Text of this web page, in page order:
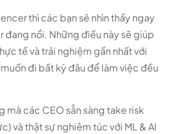
thì các bạn sẽ nhìn thấy ngay
đang nổi. Những điều này sẽ giúp
tế và trải nghiệm gần nhất với
đi bất kỳ đâu để làm việc đều
mà các CEO sẵn sàng take risk
và thật sự nghiêm túc với ML & AI